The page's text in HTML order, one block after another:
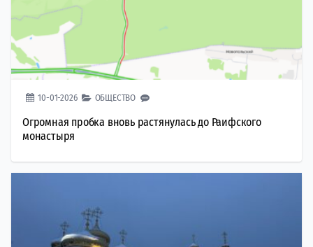
10-01-2026 ОБЩЕСТВО
Огромная пробка вновь растянулась до Раифского
монастыря